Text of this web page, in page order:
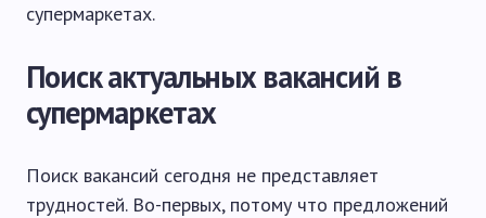
супермаркетах.
Поиск актуальных вакансий в
супермаркетах
Поиск вакансий сегодня не представляет
трудностей. Во-первых, потому что предложений